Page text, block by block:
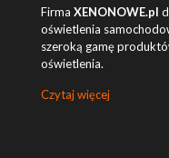
Firma XENONOWE.pl
oświetlenia
szeroką gamę
oświetlenia.
Czytaj więcej